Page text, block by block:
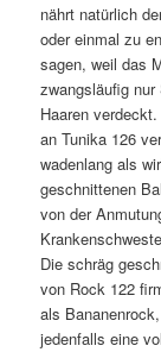
nährt natürlich
oder einmal zu
sagen, weil das
zwangsläufig
Haaren
an Tunika 126
wadenlang als
geschnittenen
von der
Die schräg
von Rock 122
als
jedenfalls eine